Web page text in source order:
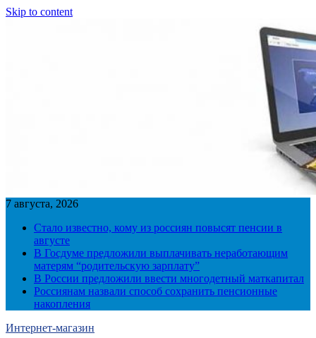
Skip to content
7 августа, 2026
Стало известно, кому из россиян повысят пенсии в
августе
В Госдуме предложили выплачивать неработающим
матерям “родительскую зарплату”
В России предложили ввести многодетный маткапитал
Россиянам назвали способ сохранить пенсионные
накопления
Интернет-магазин